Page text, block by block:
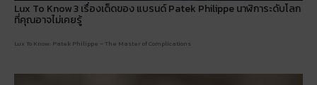
Lux To Know 3 เรื่องเด็ดของ แบรนด์ Patek Philippe นาฬิการะดับโลก
ที่คุณอาจไม่เคยรู้
Lux To Know: Patek Philippe – The Master of Complications